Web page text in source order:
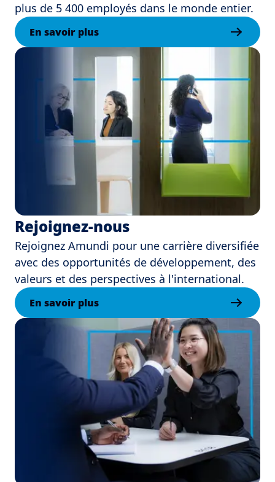
plus de 5 400 employés dans le monde entier.
En savoir plus
Rejoignez-nous
Rejoignez Amundi pour une carrière diversifiée
avec des opportunités de développement, des
valeurs et des perspectives à l'international.
En savoir plus